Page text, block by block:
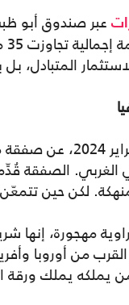
المتبادل،
الصفقة قُدِّمت
لكن حين
من أوروبا
يملكه يملك ورقة